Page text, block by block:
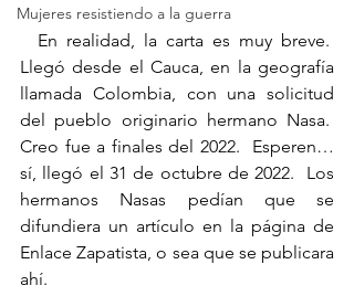
Mujeres resistiendo a la guerra
En realidad, la carta es muy breve.
Llegó desde el Cauca, en la geografía
llamada Colombia, con una solicitud
del pueblo originario hermano Nasa.
Creo fue a finales del 2022.  Esperen…
sí, llegó el 31 de octubre de 2022.  Los
hermanos Nasas pedían que se
difundiera un artículo en la página de
Enlace Zapatista, o sea que se publicara
ahí.